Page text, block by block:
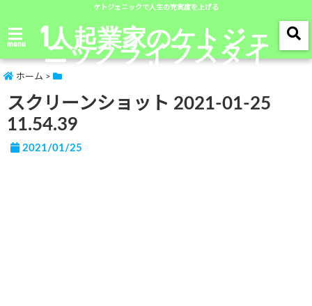
ケトジェニックで人生の充実度を上げる
menu 1人起業家のケトジェ
ニックライフスタイ
ル
ホーム >
スクリーンショット 2021-01-25
11.54.39
2021/01/25